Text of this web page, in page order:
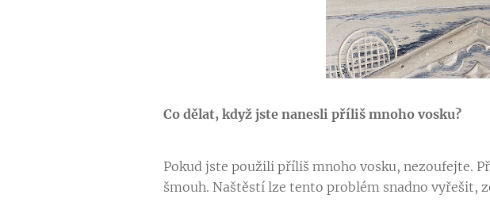
Co dělat, když jste nanesli příliš mnoho vosku?
Pokud jste použili příliš mnoho vosku, nezoufejte.
šmouh. Naštěstí lze tento problém snadno vyřešit,